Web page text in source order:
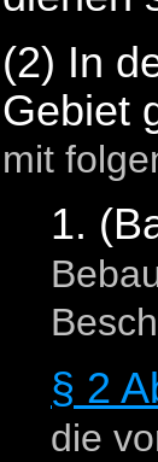
(2) In
Gebiet
mit
1.
§ 2
die